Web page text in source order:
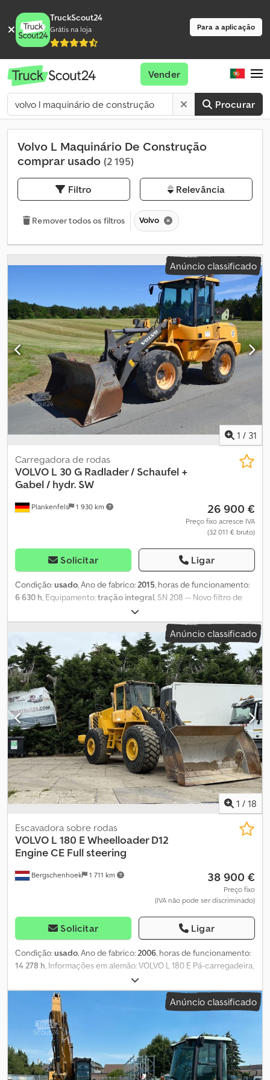
TruckScout24
Grátis na loja Para a aplicação
Procurar
Vender
Volvo L Maquinário De Construção
comprar usado (2 195)
Filtro Relevância
Remover todos os filtros Volvo
Anúncio classificado
1 / 31
Plankenfels 1 930 km
Carregadora de rodas
VOLVO L 30 G Radlader / Schaufel +
Gabel / hydr. SW
26 900 €
Preço fixo acresce IVA
(32 011 € bruto)
Solicitar Ligar
Condição:usado, Ano de fabrico:2015, horas de funcionamento:
6 630 h, Equipamento:tração integral, SN 208 -- Novo filtro de
partículas -- Garfos para paletes -- Pá 1,2 m³ -- Acoplador rápido
hidráulico -- Bloqueio do diferencial em ambos os eixos --
Girofaro -- Aquecimento da cabine -- Direção articulada --
Potência: 54,6 kW -- Motor / Tipo: Volvo / D 3.3 H -- Cilindrada
(ccm) / cilindros: 3331 / R 4 -- Fórmula de rodagem: 4 x 4 --
Transmissão: hidrostática -- Tanque hidráulico (l): 54 Dkodpfx Ajzr
Ak Hjc Uor -- Tanque de combustível (l): 84 -- Distância entre eixos
(mm): 2.150 -- Pneus: 405/70 R20
Anúncio classificado
1 / 18
Bergschenhoek 1 711 km
Escavadora sobre rodas
VOLVO L 180 E Wheelloader D12
Engine CE Full steering
38 900 €
Preço fixo
(IVA não pode ser discriminado)
Solicitar Ligar
Condição:usado, Ano de fabrico: 2006, horas de funcionamento:
14 278 h , Informações em alemão: VOLVO L 180 E Pá-carregadeira,
motor D12, certificado CE Tipo: Pá-carregadeira Ano: 2006 Horas
de funcionamento: 14609 horas Dksdezkqgyjpfx Ac Uor Número
de identificação fiscal (IVA): Veículo sujeito a IVA, o preço indicado
é o preço líquido. Especificações: Motor Volvo D12 de 6 cilindros,
221 kW. Inclui caçamba. Direção completa. 2 pneus dianteiros
com 90% de vida útil (Westlake) 2 pneus traseiros com 30% de
vida útil (Michelin) Fabricado na Suécia, certificado CE. A máquina
está em perfeitas condições de funcionamento. Podemos
Anúncio classificado